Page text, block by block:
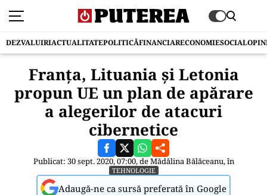
DEZVALUIRIACTUALITATEPOLITICĂFINANCIARECONOMIESOCIAL
Franţa, Lituania şi Letonia
propun UE un plan de apărare
a alegerilor de atacuri
cibernetice
Publicat: 30 sept. 2020, 07:00, deMădălina Bălăceanu, în
TEHNOLOGIE
Adaugă-ne ca sursă preferată în Google